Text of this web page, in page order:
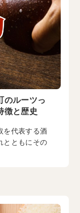
のルーツっ
徴と歴史
を代表する酒
とともにその